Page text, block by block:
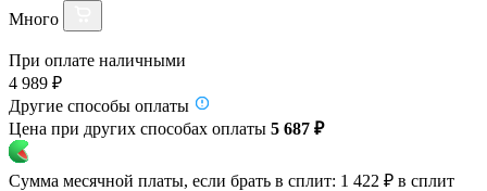
Много
При оплате наличными
4 989 ₽
Другие способы оплаты
Цена при других способах оплаты 5 687 ₽
Сумма месячной платы, если брать в сплит: 1 422 ₽ в сплит